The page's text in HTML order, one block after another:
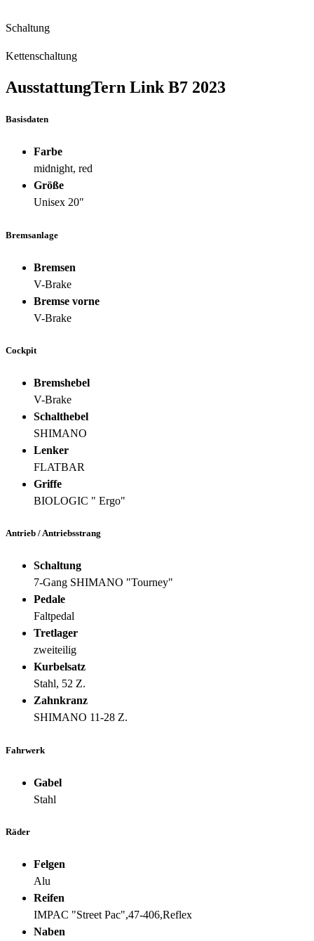
Schaltung
Kettenschaltung
AusstattungTern Link B7 2023
Basisdaten
Farbe
midnight, red
Größe
Unisex 20"
Bremsanlage
Bremsen
V-Brake
Bremse vorne
V-Brake
Cockpit
Bremshebel
V-Brake
Schalthebel
SHIMANO
Lenker
FLATBAR
Griffe
BIOLOGIC " Ergo"
Antrieb / Antriebsstrang
Schaltung
7-Gang SHIMANO "Tourney"
Pedale
Faltpedal
Tretlager
zweiteilig
Kurbelsatz
Stahl, 52 Z.
Zahnkranz
SHIMANO 11-28 Z.
Fahrwerk
Gabel
Stahl
Räder
Felgen
Alu
Reifen
IMPAC "Street Pac",47-406,Reflex
Naben